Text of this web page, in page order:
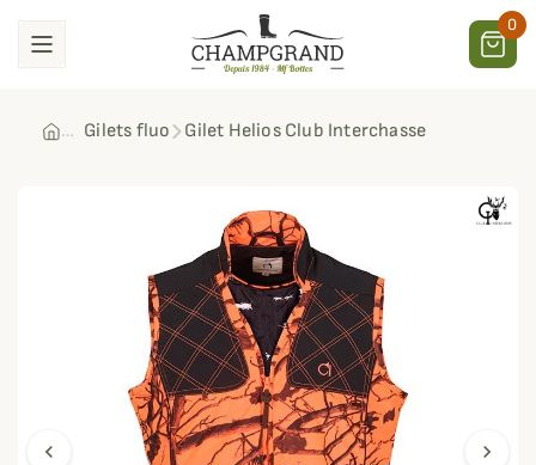
0
Gilets fluo Gilet Helios Club Interchasse
chevron_left chevron_right